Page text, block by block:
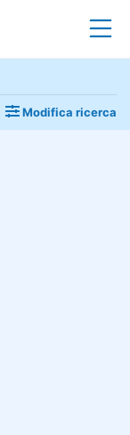
Modifica ricerca